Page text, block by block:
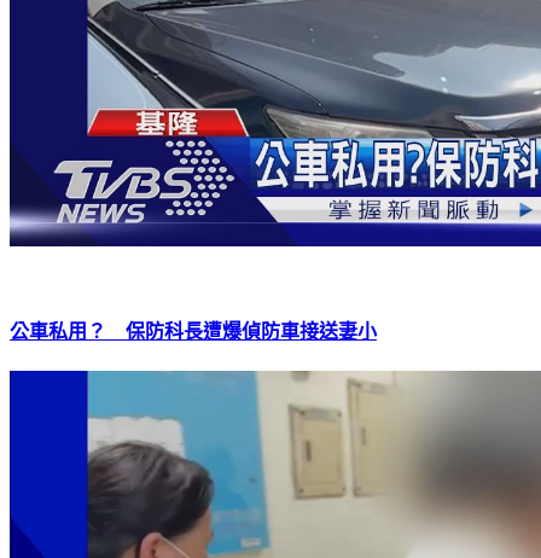
公車私用？ 保防科長遭爆偵防車接送妻小